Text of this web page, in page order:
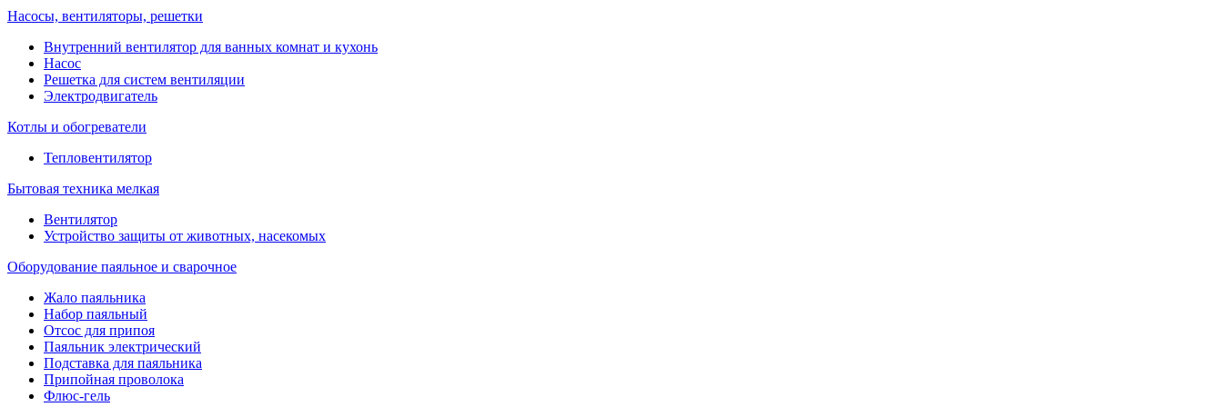
Насосы, вентиляторы, решетки
Внутренний вентилятор для ванных комнат и кухонь
Насос
Решетка для систем вентиляции
Электродвигатель
Котлы и обогреватели
Тепловентилятор
Бытовая техника мелкая
Вентилятор
Устройство защиты от животных, насекомых
Оборудование паяльное и сварочное
Жало паяльника
Набор паяльный
Отсос для припоя
Паяльник электрический
Подставка для паяльника
Припойная проволока
Флюс-гель